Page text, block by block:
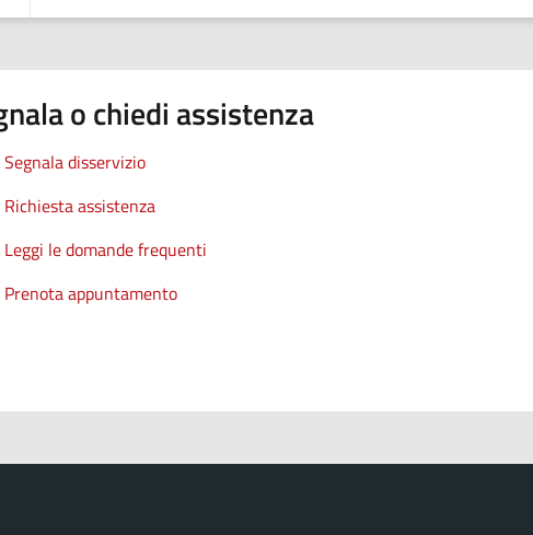
o chiedi assistenza
Segnala disservizio
Richiesta assistenza
Leggi le domande frequenti
Prenota appuntamento